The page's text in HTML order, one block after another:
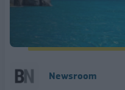
Newsroom